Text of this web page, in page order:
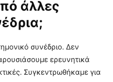
άλλες
συνέδριο. Δεν
ερευνητικά
Συγκεντρωθήκαμε για